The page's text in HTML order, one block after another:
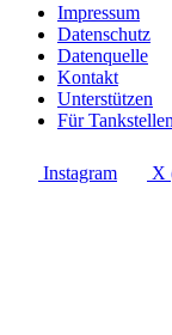
Impressum
Datenschutz
Datenquelle
Kontakt
Unterstützen
Für Tankstellen
Instagram X